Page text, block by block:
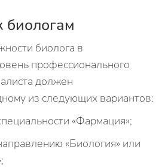
биологам
биолога в
профессионального
должен
из следующих вариантов:
«Фармация»;
«Биология» или